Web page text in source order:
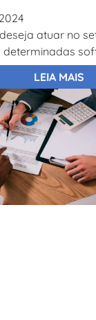
atuar no
LEIA MAIS